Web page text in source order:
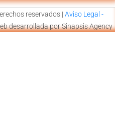
reservados | Aviso Legal -
desarrollada por Sinapsis Agency